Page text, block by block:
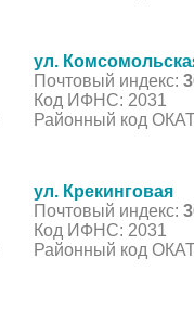
ул.
Почтовый индекс:
Код ИФНС: 2031
Районный код
ул. Крекинговая
Почтовый индекс:
Код ИФНС: 2031
Районный код